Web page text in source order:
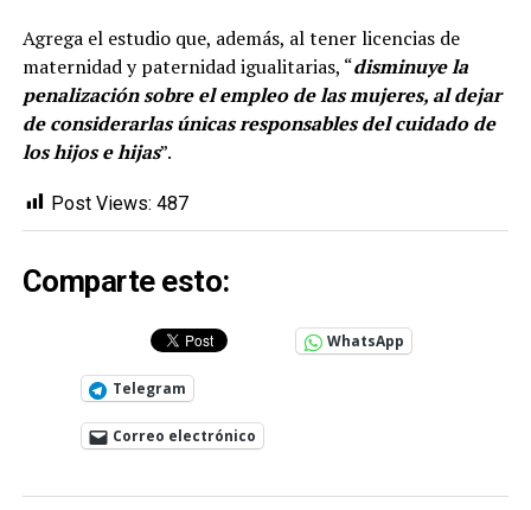
Agrega el estudio que, además, al tener licencias de
maternidad y paternidad igualitarias, “disminuye la
penalización sobre el empleo de las mujeres, al dejar
de considerarlas únicas responsables del cuidado de
los hijos e hijas”.
Post Views: 487
Comparte esto:
WhatsApp
Telegram
Correo electrónico